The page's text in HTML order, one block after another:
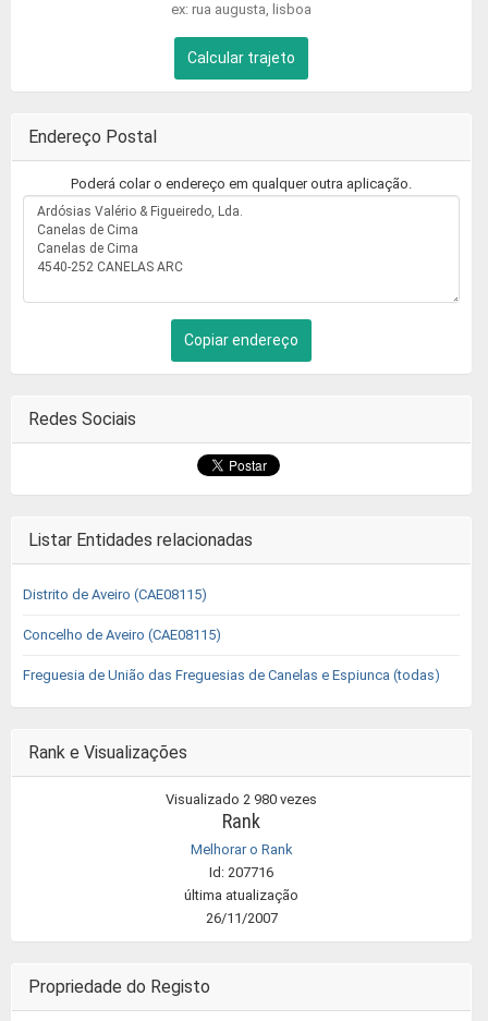
ex: rua augusta, lisboa
Calcular trajeto
Endereço Postal
Poderá colar o endereço em qualquer outra aplicação.
Copiar endereço
Redes Sociais
Listar Entidades relacionadas
Distrito de Aveiro (CAE08115)
Concelho de Aveiro (CAE08115)
Freguesia de União das Freguesias de Canelas e Espiunca (todas)
Rank e Visualizações
Visualizado 2 980 vezes
Rank
Melhorar o Rank
Id: 207716
última atualização
26/11/2007
Propriedade do Registo